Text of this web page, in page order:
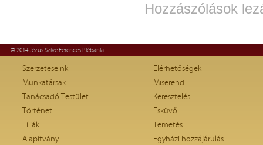
Hozzászólások
© 2014 Jézus Szíve Ferences Plébánia
Szerzeteseink
Munkatársak
Tanácsadó Testület
Történet
Fíliák
Alapítvány
Elérhetőségek
Miserend
Keresztelés
Esküvő
Temetés
Egyházi hozzájárulás